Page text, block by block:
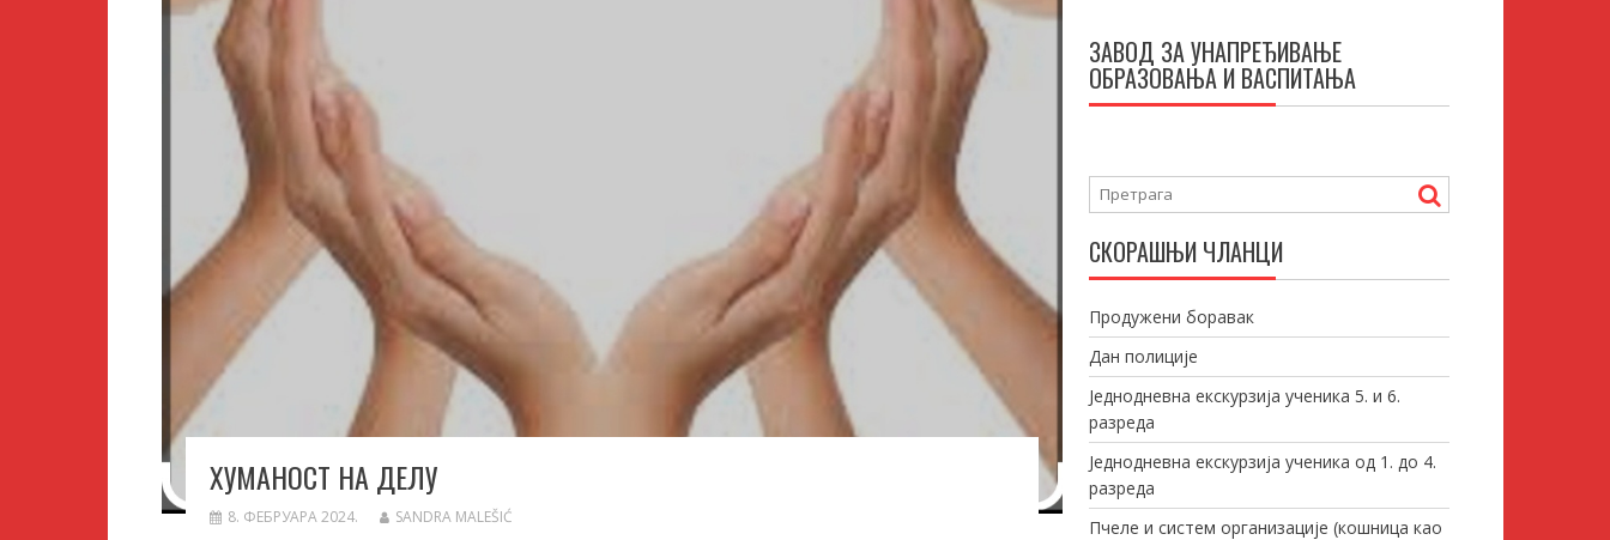
ХУМАНОСТ НА ДЕЛУ
8. ФЕБРУАРА 2024. SANDRA MALEŠIĆ
ЗАВОД ЗА УНАПРЕЂИВАЊЕ
ОБРАЗОВАЊА И ВАСПИТАЊА
СКОРАШЊИ ЧЛАНЦИ
Продужени боравак
Дан полиције
Једнодневна екскурзија ученика 5. и 6.
разреда
Једнодневна екскурзија ученика од 1. до 4.
разреда
Пчеле и систем организације (кошница као